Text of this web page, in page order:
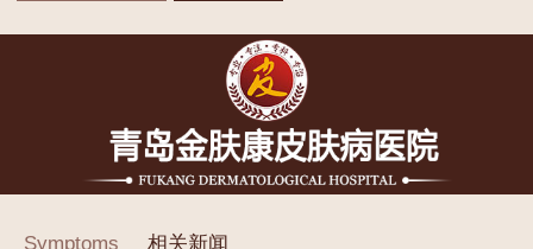
Symptoms 相关新闻